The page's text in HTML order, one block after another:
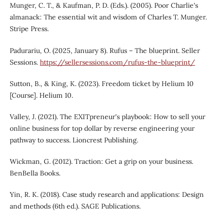
Munger, C. T., & Kaufman, P. D. (Eds.). (2005). Poor Charlie's
almanack: The essential wit and wisdom of Charles T. Munger.
Stripe Press.
Padurariu, O. (2025, January 8). Rufus – The blueprint. Seller
Sessions. https://sellersessions.com/rufus-the-blueprint/
Sutton, B., & King, K. (2023). Freedom ticket by Helium 10
[Course]. Helium 10.
Valley, J. (2021). The EXITpreneur's playbook: How to sell your
online business for top dollar by reverse engineering your
pathway to success. Lioncrest Publishing.
Wickman, G. (2012). Traction: Get a grip on your business.
BenBella Books.
Yin, R. K. (2018). Case study research and applications: Design
and methods (6th ed.). SAGE Publications.